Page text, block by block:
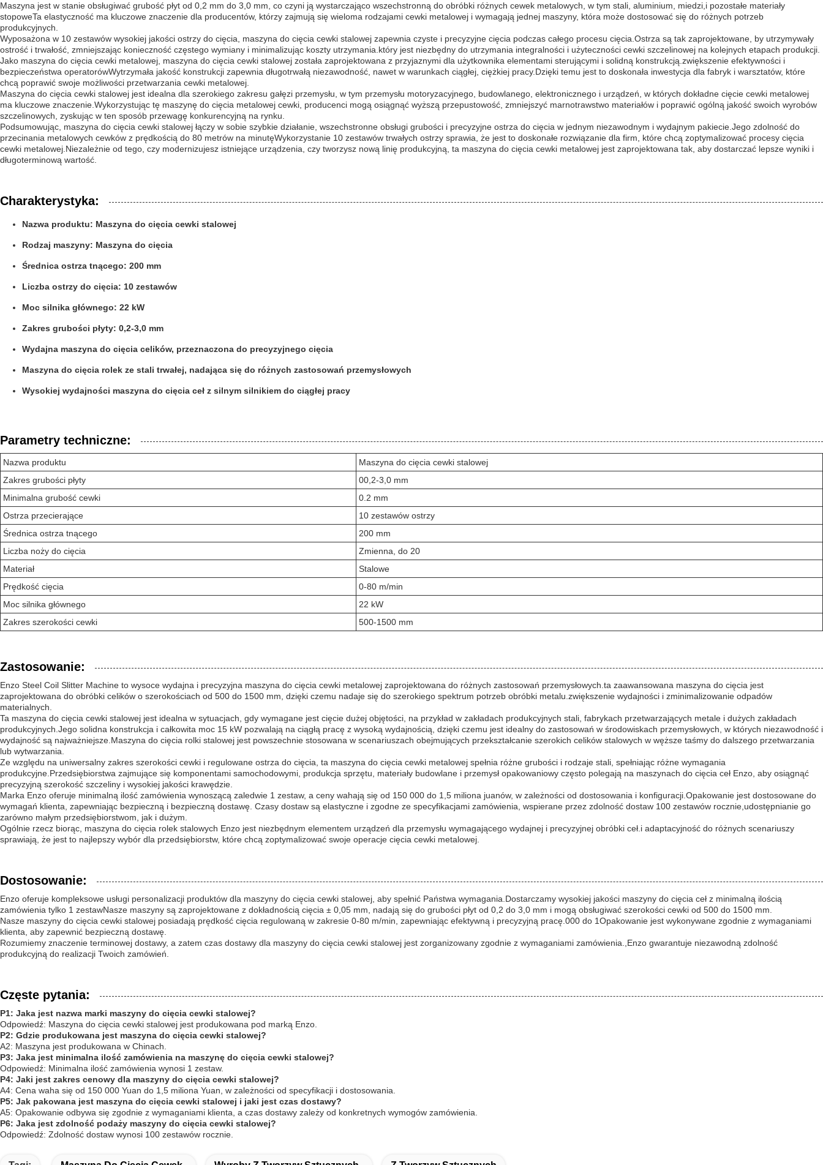
Maszyna jest w stanie obsługiwać grubość płyt od 0,2 mm do 3,0 mm, co czyni ją wystarczająco wszechstronną do obróbki różnych cewek metalowych, w tym stali, aluminium, miedzi,i pozostałe materiały
stopoweTa elastyczność ma kluczowe znaczenie dla producentów, którzy zajmują się wieloma rodzajami cewki metalowej i wymagają jednej maszyny, która może dostosować się do różnych potrzeb
produkcyjnych.
Wyposażona w 10 zestawów wysokiej jakości ostrzy do cięcia, maszyna do cięcia cewki stalowej zapewnia czyste i precyzyjne cięcia podczas całego procesu cięcia.Ostrza są tak zaprojektowane, by utrzymywały
ostrość i trwałość, zmniejszając konieczność częstego wymiany i minimalizując koszty utrzymania.który jest niezbędny do utrzymania integralności i użyteczności cewki szczelinowej na kolejnych etapach produkcji.
Jako maszyna do cięcia cewki metalowej, maszyna do cięcia cewki stalowej została zaprojektowana z przyjaznymi dla użytkownika elementami sterującymi i solidną konstrukcją.zwiększenie efektywności i
bezpieczeństwa operatorówWytrzymała jakość konstrukcji zapewnia długotrwałą niezawodność, nawet w warunkach ciągłej, ciężkiej pracy.Dzięki temu jest to doskonała inwestycja dla fabryk i warsztatów, które
chcą poprawić swoje możliwości przetwarzania cewki metalowej.
Maszyna do cięcia cewki stalowej jest idealna dla szerokiego zakresu gałęzi przemysłu, w tym przemysłu motoryzacyjnego, budowlanego, elektronicznego i urządzeń, w których dokładne cięcie cewki metalowej
ma kluczowe znaczenie.Wykorzystując tę maszynę do cięcia metalowej cewki, producenci mogą osiągnąć wyższą przepustowość, zmniejszyć marnotrawstwo materiałów i poprawić ogólną jakość swoich wyrobów
szczelinowych, zyskując w ten sposób przewagę konkurencyjną na rynku.
Podsumowując, maszyna do cięcia cewki stalowej łączy w sobie szybkie działanie, wszechstronne obsługi grubości i precyzyjne ostrza do cięcia w jednym niezawodnym i wydajnym pakiecie.Jego zdolność do
przecinania metalowych cewków z prędkością do 80 metrów na minutęWykorzystanie 10 zestawów trwałych ostrzy sprawia, że jest to doskonałe rozwiązanie dla firm, które chcą zoptymalizować procesy cięcia
cewki metalowej.Niezależnie od tego, czy modernizujesz istniejące urządzenia, czy tworzysz nową linię produkcyjną, ta maszyna do cięcia cewki metalowej jest zaprojektowana tak, aby dostarczać lepsze wyniki i
długoterminową wartość.
Charakterystyka:
Nazwa produktu: Maszyna do cięcia cewki stalowej
Rodzaj maszyny: Maszyna do cięcia
Średnica ostrza tnącego: 200 mm
Liczba ostrzy do cięcia: 10 zestawów
Moc silnika głównego: 22 kW
Zakres grubości płyty: 0,2-3,0 mm
Wydajna maszyna do cięcia celików, przeznaczona do precyzyjnego cięcia
Maszyna do cięcia rolek ze stali trwałej, nadająca się do różnych zastosowań przemysłowych
Wysokiej wydajności maszyna do cięcia ceł z silnym silnikiem do ciągłej pracy
Parametry techniczne:
Nazwa produktu
Maszyna do cięcia cewki stalowej
Zakres grubości płyty
00,2-3,0 mm
Minimalna grubość cewki
0.2 mm
Ostrza przecierające
10 zestawów ostrzy
Średnica ostrza tnącego
200 mm
Liczba noży do cięcia
Zmienna, do 20
Materiał
Stalowe
Prędkość cięcia
0-80 m/min
Moc silnika głównego
22 kW
Zakres szerokości cewki
500-1500 mm
Zastosowanie:
Enzo Steel Coil Slitter Machine to wysoce wydajna i precyzyjna maszyna do cięcia cewki metalowej zaprojektowana do różnych zastosowań przemysłowych.ta zaawansowana maszyna do cięcia jest
zaprojektowana do obróbki celików o szerokościach od 500 do 1500 mm, dzięki czemu nadaje się do szerokiego spektrum potrzeb obróbki metalu.zwiększenie wydajności i zminimalizowanie odpadów
materialnych.
Ta maszyna do cięcia cewki stalowej jest idealna w sytuacjach, gdy wymagane jest cięcie dużej objętości, na przykład w zakładach produkcyjnych stali, fabrykach przetwarzających metale i dużych zakładach
produkcyjnych.Jego solidna konstrukcja i całkowita moc 15 kW pozwalają na ciągłą pracę z wysoką wydajnością, dzięki czemu jest idealny do zastosowań w środowiskach przemysłowych, w których niezawodność i
wydajność są najważniejsze.Maszyna do cięcia rolki stalowej jest powszechnie stosowana w scenariuszach obejmujących przekształcanie szerokich celików stalowych w węższe taśmy do dalszego przetwarzania
lub wytwarzania.
Ze względu na uniwersalny zakres szerokości cewki i regulowane ostrza do cięcia, ta maszyna do cięcia cewki metalowej spełnia różne grubości i rodzaje stali, spełniając różne wymagania
produkcyjne.Przedsiębiorstwa zajmujące się komponentami samochodowymi, produkcja sprzętu, materiały budowlane i przemysł opakowaniowy często polegają na maszynach do cięcia ceł Enzo, aby osiągnąć
precyzyjną szerokość szczeliny i wysokiej jakości krawędzie.
Marka Enzo oferuje minimalną ilość zamówienia wynoszącą zaledwie 1 zestaw, a ceny wahają się od 150 000 do 1,5 miliona juanów, w zależności od dostosowania i konfiguracji.Opakowanie jest dostosowane do
wymagań klienta, zapewniając bezpieczną i bezpieczną dostawę. Czasy dostaw są elastyczne i zgodne ze specyfikacjami zamówienia, wspierane przez zdolność dostaw 100 zestawów rocznie,udostępnianie go
zarówno małym przedsiębiorstwom, jak i dużym.
Ogólnie rzecz biorąc, maszyna do cięcia rolek stalowych Enzo jest niezbędnym elementem urządzeń dla przemysłu wymagającego wydajnej i precyzyjnej obróbki ceł.i adaptacyjność do różnych scenariuszy
sprawiają, że jest to najlepszy wybór dla przedsiębiorstw, które chcą zoptymalizować swoje operacje cięcia cewki metalowej.
Dostosowanie:
Enzo oferuje kompleksowe usługi personalizacji produktów dla maszyny do cięcia cewki stalowej, aby spełnić Państwa wymagania.Dostarczamy wysokiej jakości maszyny do cięcia ceł z minimalną ilością
zamówienia tylko 1 zestawNasze maszyny są zaprojektowane z dokładnością cięcia ± 0,05 mm, nadają się do grubości płyt od 0,2 do 3,0 mm i mogą obsługiwać szerokości cewki od 500 do 1500 mm.
Nasze maszyny do cięcia cewki stalowej posiadają prędkość cięcia regulowaną w zakresie 0-80 m/min, zapewniając efektywną i precyzyjną pracę.000 do 1Opakowanie jest wykonywane zgodnie z wymaganiami
klienta, aby zapewnić bezpieczną dostawę.
Rozumiemy znaczenie terminowej dostawy, a zatem czas dostawy dla maszyny do cięcia cewki stalowej jest zorganizowany zgodnie z wymaganiami zamówienia.,Enzo gwarantuje niezawodną zdolność
produkcyjną do realizacji Twoich zamówień.
Częste pytania:
P1: Jaka jest nazwa marki maszyny do cięcia cewki stalowej?
Odpowiedź: Maszyna do cięcia cewki stalowej jest produkowana pod marką Enzo.
P2: Gdzie produkowana jest maszyna do cięcia cewki stalowej?
A2: Maszyna jest produkowana w Chinach.
P3: Jaka jest minimalna ilość zamówienia na maszynę do cięcia cewki stalowej?
Odpowiedź: Minimalna ilość zamówienia wynosi 1 zestaw.
P4: Jaki jest zakres cenowy dla maszyny do cięcia cewki stalowej?
A4: Cena waha się od 150 000 Yuan do 1,5 miliona Yuan, w zależności od specyfikacji i dostosowania.
P5: Jak pakowana jest maszyna do cięcia cewki stalowej i jaki jest czas dostawy?
A5: Opakowanie odbywa się zgodnie z wymaganiami klienta, a czas dostawy zależy od konkretnych wymogów zamówienia.
P6: Jaka jest zdolność podaży maszyny do cięcia cewki stalowej?
Odpowiedź: Zdolność dostaw wynosi 100 zestawów rocznie.